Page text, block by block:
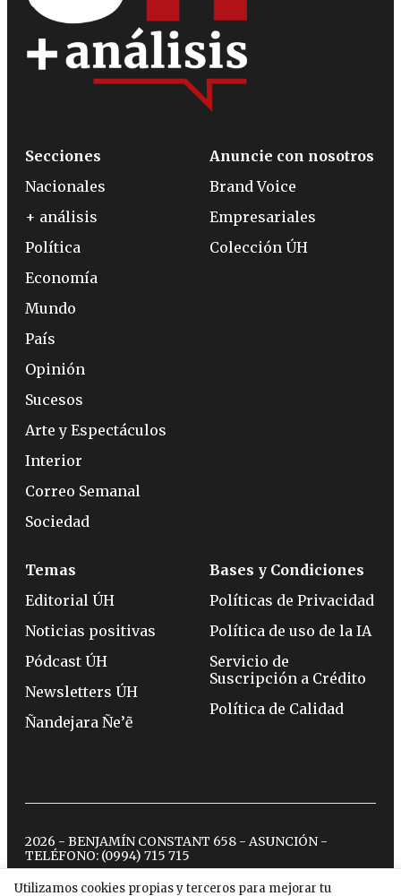
Utilizamos cookies propias y terceros para mejorar tu
Secciones
Nacionales
+ análisis
Política
Economía
Mundo
País
Opinión
Sucesos
Arte y Espectáculos
Interior
Correo Semanal
Sociedad
Anuncie con nosotros
Brand Voice
Empresariales
Colección ÚH
Temas
Editorial ÚH
Noticias positivas
Pódcast ÚH
Newsletters ÚH
Ñandejara Ñe’ẽ
Bases y Condiciones
Políticas de Privacidad
Política de uso de la IA
Servicio de
Suscripción a Crédito
Política de Calidad
2026 - BENJAMÍN CONSTANT 658 - ASUNCIÓN -
TELÉFONO: (0994) 715 715